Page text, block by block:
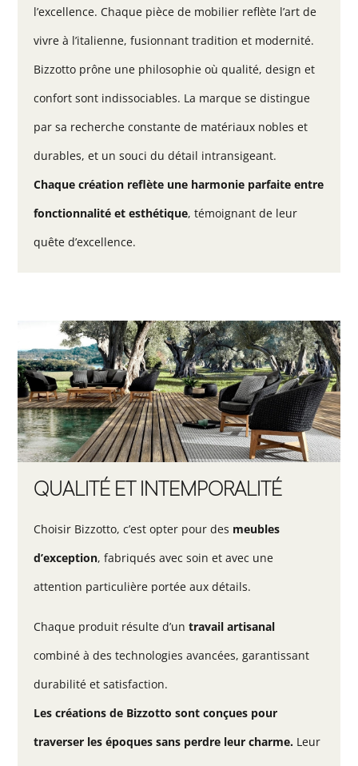
l’excellence. Chaque pièce de mobilier reflète l’art de
vivre à l’italienne, fusionnant tradition et modernité.
Bizzotto prône une philosophie où qualité, design et
confort sont indissociables. La marque se distingue
par sa recherche constante de matériaux nobles et
durables, et un souci du détail intransigeant.
Chaque création reflète une harmonie parfaite entre
fonctionnalité et esthétique, témoignant de leur
quête d’excellence.
QUALITÉ ET INTEMPORALITÉ
Choisir Bizzotto, c’est opter pour des meubles
d’exception, fabriqués avec soin et avec une
attention particulière portée aux détails.
Chaque produit résulte d’untravail artisanal
combiné à des technologies avancées, garantissant
durabilité et satisfaction.
Les créations de Bizzotto sont conçues pour
traverser les époques sans perdre leur charme. Leur